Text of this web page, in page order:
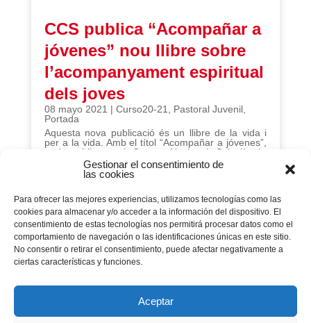
Gestionar el consentimiento de
las cookies
Para ofrecer las mejores experiencias, utilizamos tecnologías como las
cookies para almacenar y/o acceder a la información del dispositivo. El
consentimiento de estas tecnologías nos permitirá procesar datos como el
comportamiento de navegación o las identificaciones únicas en este sitio.
No consentir o retirar el consentimiento, puede afectar negativamente a
ciertas características y funciones.
Aceptar
CCS publica “Acompañar a
jóvenes” nou llibre sobre
l’acompanyament espiritual
dels joves
08 mayo 2021 | Curso20-21, Pastoral Juvenil,
Portada
Aquesta nova publicació és un llibre de la vida i
per a la vida. Amb el títol “Acompañar a jóvenes”,
està publicat pel Centre Nacional Salesià de
Pastoral Juvenil -coordinat pel salesià Juan
Crespo-Bueis– i per l’editorial salesiana CCS.
Página 39 de 299
« PRIMERA «
38